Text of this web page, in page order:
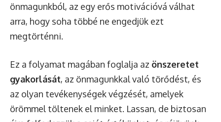
önmagunkból, az egy erős motivációvá válhat
arra, hogy soha többé ne engedjük ezt
megtörténni.
Ez a folyamat magában foglalja az önszeretet
gyakorlását, az önmagunkkal való törődést, és
az olyan tevékenységek végzését, amelyek
örömmel töltenek el minket. Lassan, de biztosan